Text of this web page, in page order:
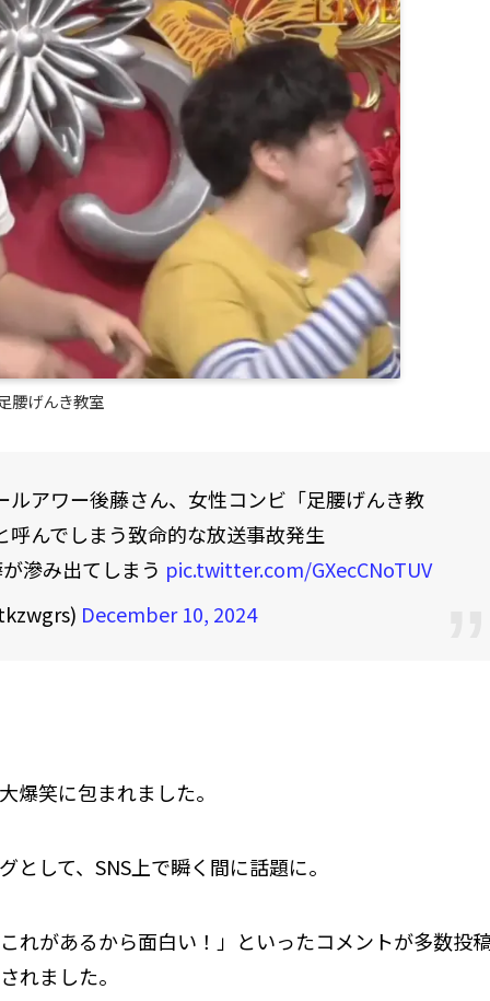
腰げんき教室
ルアワー後藤さん、女性コンビ「足腰げんき教
呼んでしまう致命的な放送事故発生
滲み出てしまう pic.twitter.com/GXecCNoTUV
December 10, 2024
爆笑に包まれました。
して、SNS上で瞬く間に話題に。
れがあるから面白い！」といったコメントが多数投
されました。